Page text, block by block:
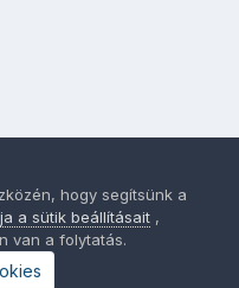
hogy segítsünk a
a sütik beállításait ,
van a folytatás.